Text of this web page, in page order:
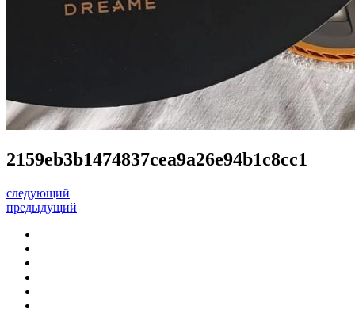
2159eb3b1474837cea9a26e94b1c8cc1
следующий
предыдущий